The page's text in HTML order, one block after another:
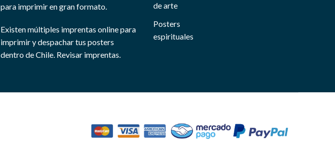
para imprimir en gran formato.
Existen múltiples imprentas online para
imprimir y despachar tus posters
dentro de Chile. Revisar imprentas.
de arte
Posters
espirituales